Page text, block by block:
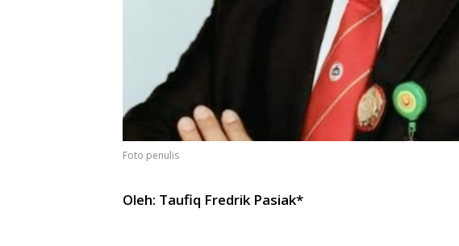
Foto penulis
Oleh: Taufiq Fredrik Pasiak*